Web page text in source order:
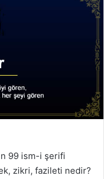
99 ism-i şerifi
zikri, fazileti nedir?